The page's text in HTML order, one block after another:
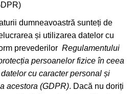
dumneavoastră sunteți de
și utilizarea datelor cu
prevederilor Regulamentului
persoanelor fizice în ceea
cu caracter personal și
acestora (GDPR). Dacă nu doriți